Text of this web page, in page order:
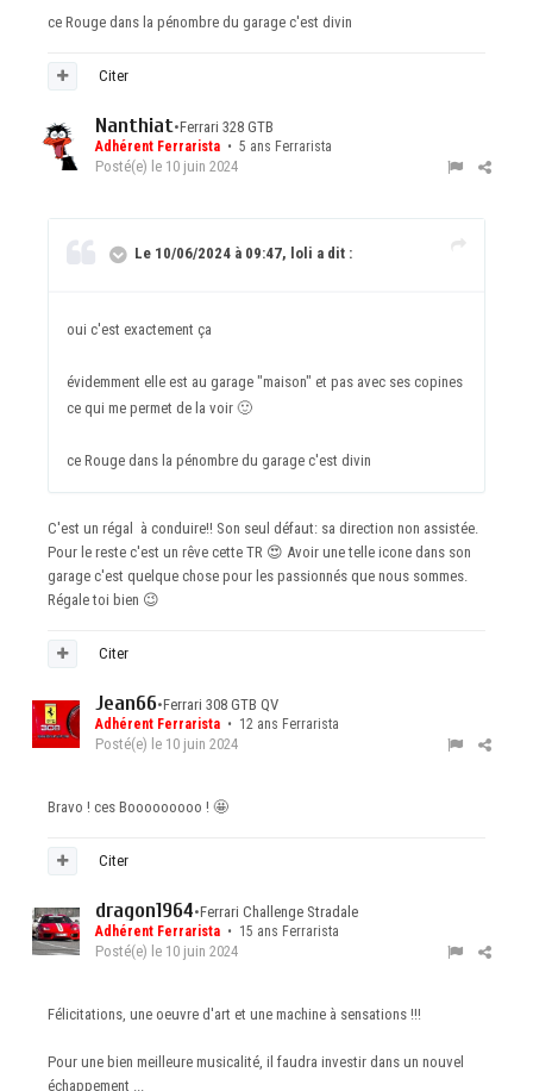
ce Rouge dans la pénombre du garage c'est divin
Citer
Nanthiat•Ferrari 328 GTB
Adhérent Ferrarista • 5 ans Ferrarista
Posté(e) le 10 juin 2024
Le 10/06/2024 à 09:47, loli a dit :
oui c'est exactement ça
évidemment elle est au garage "maison" et pas avec ses copines
ce qui me permet de la voir 🙂
ce Rouge dans la pénombre du garage c'est divin
C'est un régal à conduire!! Son seul défaut: sa direction non assistée.
Pour le reste c'est un rêve cette TR 😍 Avoir une telle icone dans son
garage c'est quelque chose pour les passionnés que nous sommes.
Régale toi bien 😉
Citer
Jean66•Ferrari 308 GTB QV
Adhérent Ferrarista • 12 ans Ferrarista
Posté(e) le 10 juin 2024
Bravo ! ces Booooooooo ! 🤩
Citer
dragon1964•Ferrari Challenge Stradale
Adhérent Ferrarista • 15 ans Ferrarista
Posté(e) le 10 juin 2024
Félicitations, une oeuvre d'art et une machine à sensations !!!
Pour une bien meilleure musicalité, il faudra investir dans un nouvel
échappement ...